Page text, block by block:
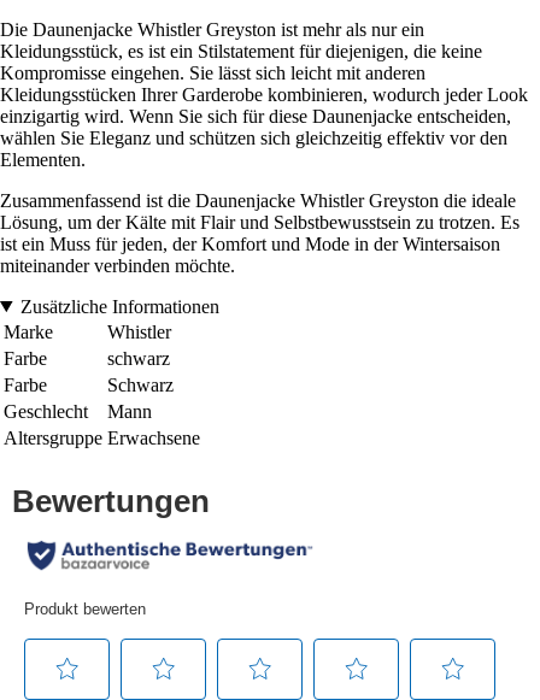
Die Daunenjacke Whistler Greyston ist mehr als nur ein
Kleidungsstück, es ist ein Stilstatement für diejenigen, die keine
Kompromisse eingehen. Sie lässt sich leicht mit anderen
Kleidungsstücken Ihrer Garderobe kombinieren, wodurch jeder Look
einzigartig wird. Wenn Sie sich für diese Daunenjacke entscheiden,
wählen Sie Eleganz und schützen sich gleichzeitig effektiv vor den
Elementen.
Zusammenfassend ist die Daunenjacke Whistler Greyston die ideale
Lösung, um der Kälte mit Flair und Selbstbewusstsein zu trotzen. Es
ist ein Muss für jeden, der Komfort und Mode in der Wintersaison
miteinander verbinden möchte.
Zusätzliche Informationen
Marke
Whistler
Farbe
schwarz
Farbe
Schwarz
Geschlecht
Mann
Altersgruppe Erwachsene